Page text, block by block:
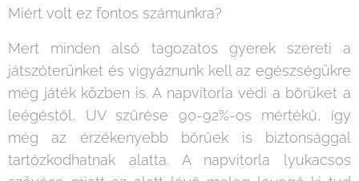
Miért volt ez fontos számunkra?
Mert minden alsó tagozatos gyerek szereti a
játszóterünket és vigyáznunk kell az egészségükre
még játék közben is. A napvitorla védi a bőrüket a
leégéstől, UV szűrése 90-92%-os mértékű, így
még az érzékenyebb bőrűek is biztonsággal
tartózkodhatnak alatta. A napvitorla lyukacsos